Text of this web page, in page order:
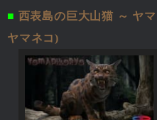
■ 西表島の巨大山猫 ～ ヤ
ヤマネコ)